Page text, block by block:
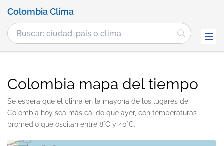
Colombia Clima
Colombia mapa del tiempo
Se espera que el clima en la mayoría de los lugares de
Colombia hoy sea más cálido que ayer, con temperaturas
promedio que oscilan entre 8°C y 40°C.